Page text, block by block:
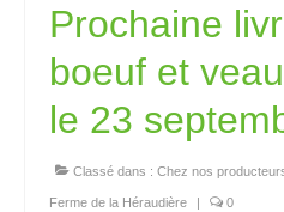
Prochaine
boeuf et
le 23
Classé dans : Chez nos
Ferme de la Héraudière 0